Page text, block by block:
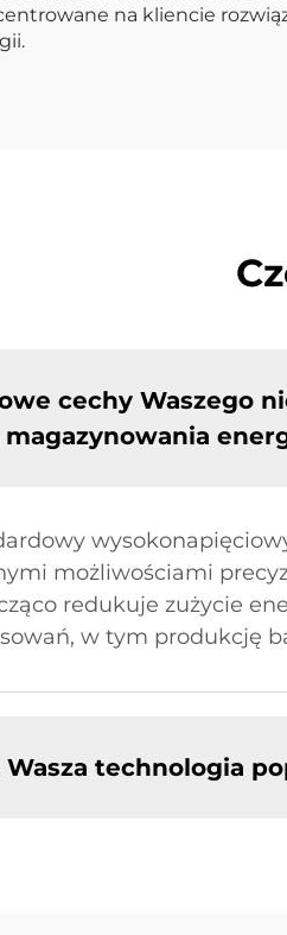
na kliencie
cechy Waszego
możliwościami
redukuje zużycie
w tym produkcję
Wasza technologia